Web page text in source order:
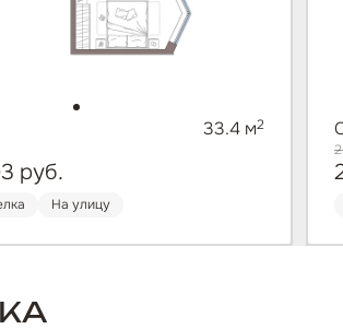
33.4 м2
руб.
На улицу